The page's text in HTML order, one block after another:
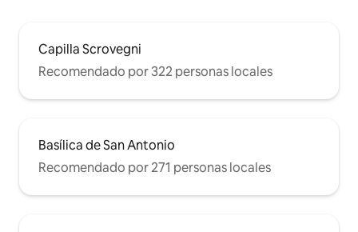
Capilla Scrovegni
Recomendado por 322 personas locales
Basílica de San Antonio
Recomendado por 271 personas locales